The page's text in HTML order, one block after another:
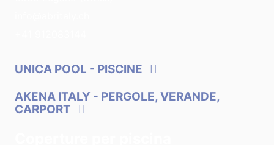
UNICA POOL - PISCINE
AKENA ITALY - PERGOLE, VERANDE,
CARPORT